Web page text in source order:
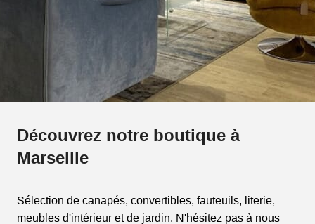
Découvrez notre boutique à
Marseille
Sélection de canapés, convertibles, fauteuils, literie,
meubles d'intérieur et de jardin. N'hésitez pas à nous